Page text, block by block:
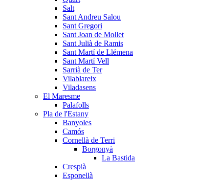
Salt
Sant Andreu Salou
Sant Gregori
Sant Joan de Mollet
Sant Julià de Ramis
Sant Martí de Llémena
Sant Martí Vell
Sarrià de Ter
Vilablareix
Viladasens
El Maresme
Palafolls
Pla de l'Estany
Banyoles
Camós
Cornellà de Terri
Borgonyà
La Bastida
Crespià
Esponellà